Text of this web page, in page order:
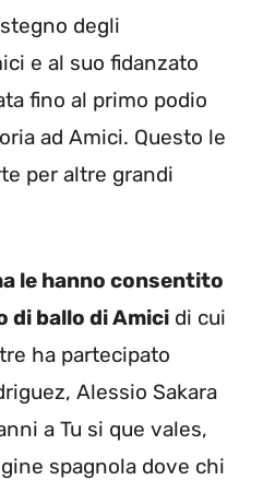
degli
e al suo fidanzato
fino al primo podio
ad Amici. Questo le
per altre grandi
le hanno consentito
di ballo di Amici di cui
ha partecipato
Alessio Sakara
a Tu si que vales,
spagnola dove chi